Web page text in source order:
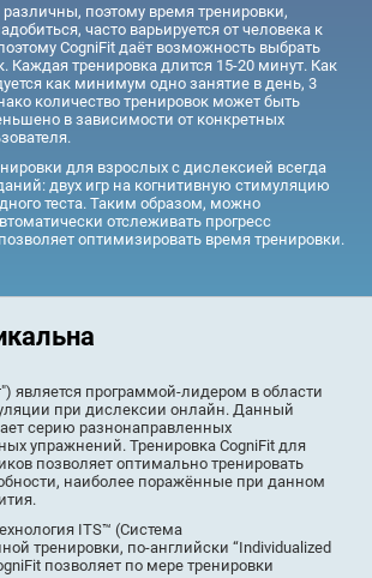
поэтому время тренировки,
часто варьируется от человека к
CogniFit даёт возможность выбрать
Каждая тренировка длится 15-20 минут. Как
как минимум одно занятие в день, 3
количество тренировок может быть
в зависимости от конкретных
для взрослых с дислексией всегда
двух игр на когнитивную стимуляцию
теста. Таким образом, можно
отслеживать прогресс
оптимизировать время тренировки.
является программой-лидером в области
при дислексии онлайн. Данный
серию разнонаправленных
упражнений. Тренировка CogniFit для
позволяет оптимально тренировать
наиболее поражённые при данном
ITS™ (Система
тренировки, по-английски “Individualized
позволяет по мере тренировки